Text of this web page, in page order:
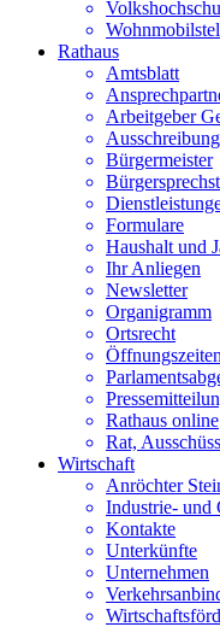
Rathaus
Amtsblatt
Arbeitgeber
Bürgermeister
Formulare
Haushalt und
Ihr Anliegen
Newsletter
Organigramm
Ortsrecht
Öffnungszeiten
Rathaus online
Rat,
Wirtschaft
Anröchter
Industrie- und
Kontakte
Unterkünfte
Unternehmen